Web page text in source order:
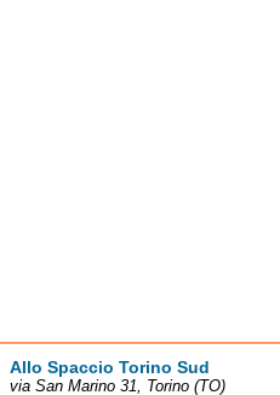
Allo Spaccio Torino Sud
via San Marino 31, Torino (TO)